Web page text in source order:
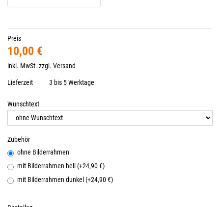
Preis
10,00 €
inkl. MwSt. zzgl. Versand
Lieferzeit 3 bis 5 Werktage
Wunschtext
Zubehör
ohne Bilderrahmen
mit Bilderrahmen hell (+24,90 €)
mit Bilderrahmen dunkel (+24,90 €)